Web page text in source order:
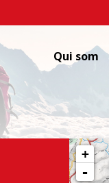
Qui som
+
-